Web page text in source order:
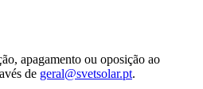
apagamento ou oposição ao
de geral@svetsolar.pt.